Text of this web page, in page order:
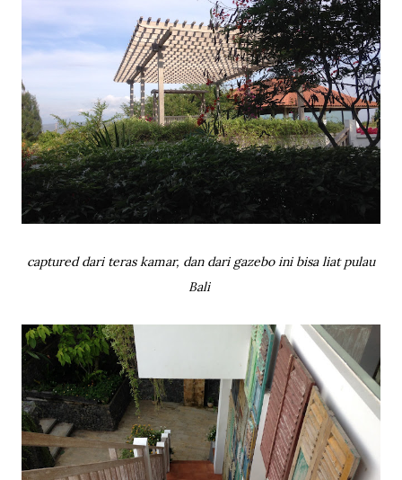
captured dari teras kamar, dan dari gazebo ini bisa liat pulau
Bali